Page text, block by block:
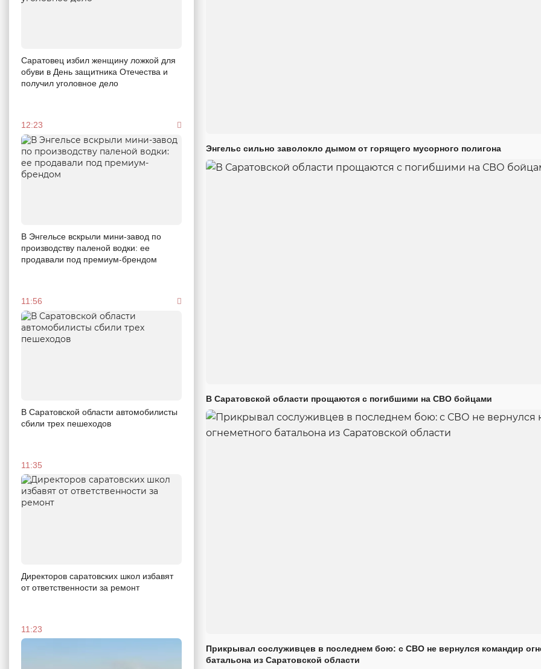
Саратовец избил женщину ложкой для
обуви в День защитника Отечества и
получил уголовное дело
12:23
В Энгельсе вскрыли мини-завод по
производству паленой водки: ее
продавали под премиум-брендом
11:56
В Саратовской области автомобилисты
сбили трех пешеходов
11:35
Директоров саратовских школ избавят
от ответственности за ремонт
11:23
Энгельс сильно заволокло дымом от горящего мусорного полигона
В Саратовской области прощаются с погибшими на СВО бойцами
Прикрывал сослуживцев в последнем бою: с СВО не вернулся командир
батальона из Саратовской области